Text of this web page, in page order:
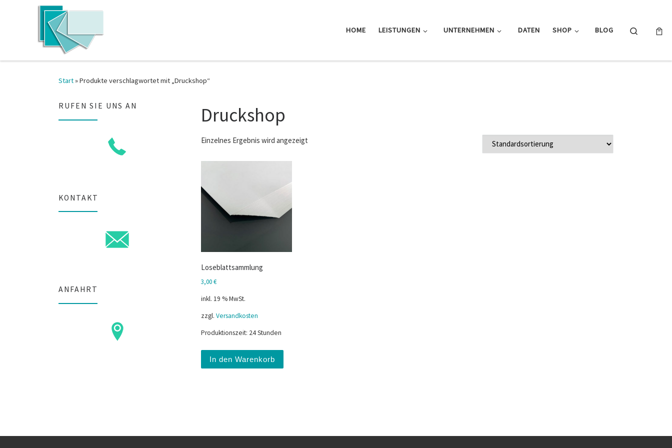
Zum Inhalt springen
HOME LEISTUNGEN UNTERNEHMEN DATEN SHOP BLOG Search
Start»Produkte verschlagwortet mit „Druckshop“
Druckshop
Einzelnes Ergebnis wird angezeigt
Loseblattsammlung
3,00€
inkl. 19 % MwSt.
zzgl. Versandkosten
Produktionszeit: 24 Stunden
In den Warenkorb
RUFEN SIE UNS AN
KONTAKT
ANFAHRT